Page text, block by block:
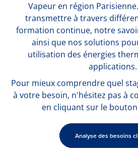
Vapeur en région
transmettre à travers
formation continue, notre
ainsi que nos solutions
utilisation des énergies
applications.
Pour mieux comprendre quel
à votre besoin, n'hésitez pas à
en cliquant sur le
Analyse des besoins